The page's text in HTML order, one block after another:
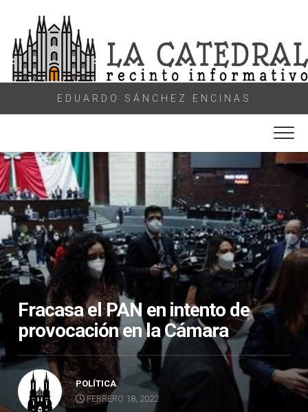
content
EDUARDO SÁNCHEZ ENCINAS
Fracasa el PAN en intento de
provocación en la Cámara
POLÍTICA
FEBRERO 18, 2022